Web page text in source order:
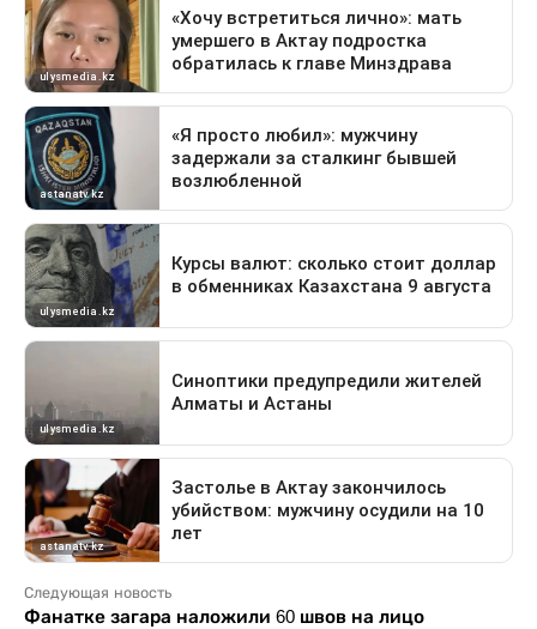
Следующая новость
Фанатке загара наложили 60 швов на лицо